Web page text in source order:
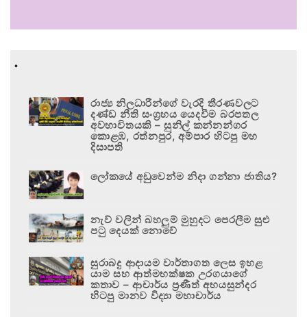
.
රාජ්‍ය නිලධාරීන්ගේ වැරදි තීරණවලට
දණ්ඩ නීති සංග්‍රහය යෙදවීම බරපතල
අවභාවිතයකි – සුනිල් කන්නන්ගර
කොළඹ, රත්නපුර, අම්පාර හිටපු මහ
දිසාපති
ලෝකයේ අඩුවෙන්ම නිදා ගන්නා ජාතිය?
නැව් වලින් බහලුම් මුහුදට පෙරලීම සුළු
පටු දෙයක් නොවේ
සුරාබදු ආදායම වාර්තාගත ලෙස ඉහළ
යාම සහ ආත්මභක්ෂක උරගයාගේ
කතාව – ආචාර්ය ප්‍රණීත් අභයසුන්දර
හිටපු මානව විද්‍යා මහාචාර්ය